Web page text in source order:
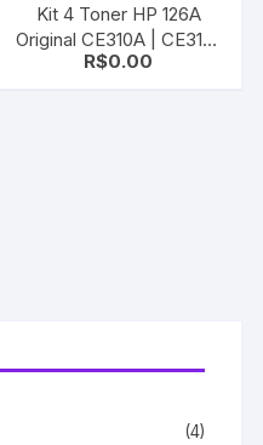
Kit 4 Toner HP 126A
Original CE310A | CE311A
| CE312A | CE313A |
R$0.00
(4)